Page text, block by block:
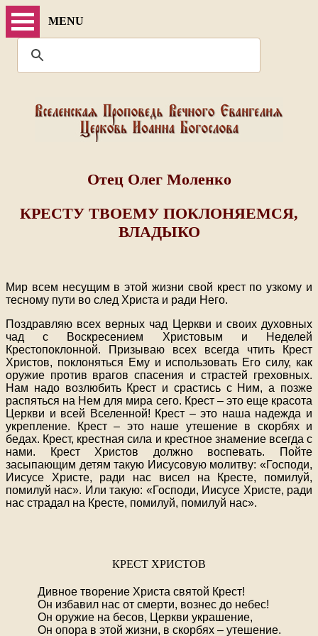
MENU
Отец Олег Моленко
КРЕСТУ ТВОЕМУ ПОКЛОНЯЕМСЯ,
ВЛАДЫКО
Мир всем несущим в этой жизни свой крест по узкому и
тесному пути во след Христа и ради Него.
Поздравляю всех верных чад Церкви и своих духовных
чад с Воскресением Христовым и Неделей
Крестопоклонной. Призываю всех всегда чтить Крест
Христов, поклоняться Ему и использовать Его силу, как
оружие против врагов спасения и страстей греховных.
Нам надо возлюбить Крест и срастись с Ним, а позже
распяться на Нем для мира сего. Крест – это еще красота
Церкви и всей Вселенной! Крест – это наша надежда и
укрепление. Крест – это наше утешение в скорбях и
бедах. Крест, крестная сила и крестное знамение всегда с
нами. Крест Христов должно воспевать. Пойте
засыпающим детям такую Иисусовую молитву: «Господи,
Иисусе Христе, ради нас висел на Кресте, помилуй,
помилуй нас». Или такую: «Господи, Иисусе Христе, ради
нас страдал на Кресте, помилуй, помилуй нас».
КРЕСТ ХРИСТОВ
Дивное творение Христа святой Крест!
Он избавил нас от смерти, вознес до небес!
Он оружие на бесов, Церкви украшение,
Он опора в этой жизни, в скорбях – утешение.